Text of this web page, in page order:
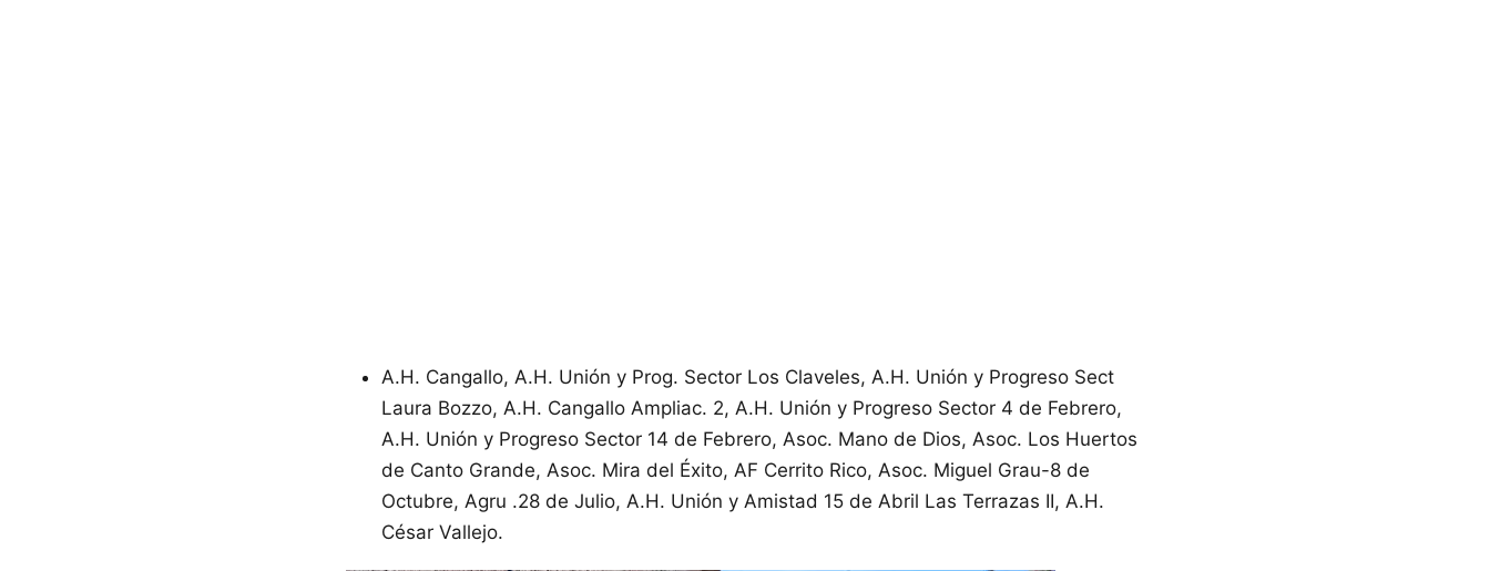
A.H. Cangallo, A.H. Unión y Prog. Sector Los Claveles, A.H. Unión y Progreso Sect
Laura Bozzo, A.H. Cangallo Ampliac. 2, A.H. Unión y Progreso Sector 4 de Febrero,
A.H. Unión y Progreso Sector 14 de Febrero, Asoc. Mano de Dios, Asoc. Los Huertos
de Canto Grande, Asoc. Mira del Éxito, AF Cerrito Rico, Asoc. Miguel Grau-8 de
Octubre, Agru .28 de Julio, A.H. Unión y Amistad 15 de Abril Las Terrazas II, A.H.
César Vallejo.